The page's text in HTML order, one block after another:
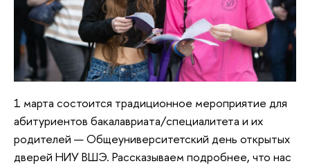
1 марта состоится традиционное мероприятие для
абитуриентов бакалавриата/специалитета и их
родителей — Общеуниверситетский день открытых
дверей НИУ ВШЭ. Рассказываем подробнее, что нас